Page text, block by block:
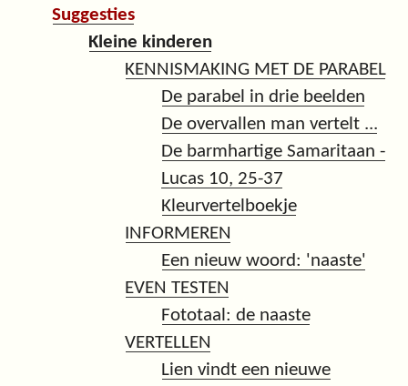
Suggesties
Kleine kinderen
KENNISMAKING MET DE PARABEL
De parabel in drie beelden
De overvallen man vertelt ...
De barmhartige Samaritaan -
Lucas 10, 25-37
Kleurvertelboekje
INFORMEREN
Een nieuw woord: 'naaste'
EVEN TESTEN
Fototaal: de naaste
VERTELLEN
Lien vindt een nieuwe